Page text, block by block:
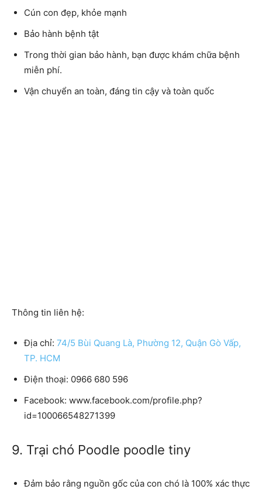
Cún con đẹp, khỏe mạnh
Bảo hành bệnh tật
Trong thời gian bảo hành, bạn được khám chữa bệnh
miễn phí.
Vận chuyển an toàn, đáng tin cậy và toàn quốc
Thông tin liên hệ:
Địa chỉ: 74/5 Bùi Quang Là, Phường 12, Quận Gò Vấp,
TP. HCM
Điện thoại: 0966 680 596
Facebook: www.facebook.com/profile.php?
id=100066548271399
9. Trại chó Poodle poodle tiny
Đảm bảo rằng nguồn gốc của con chó là 100% xác thực